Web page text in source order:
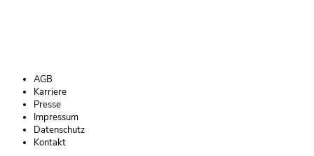
Navigation
überspringen
AGB
Karriere
Presse
Impressum
Datenschutz
Kontakt